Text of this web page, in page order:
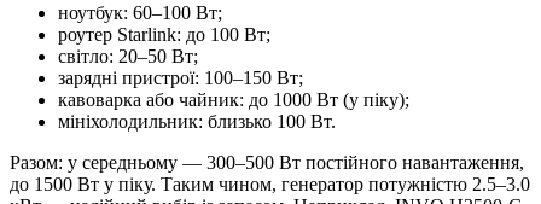
ноутбук: 60–100 Вт;
роутер Starlink: до 100 Вт;
світло: 20–50 Вт;
зарядні пристрої: 100–150 Вт;
кавоварка або чайник: до 1000 Вт (у піку);
мініхолодильник: близько 100 Вт.
Разом: у середньому — 300–500 Вт постійного навантаження,
до 1500 Вт у піку. Таким чином, генератор потужністю 2.5–3.0